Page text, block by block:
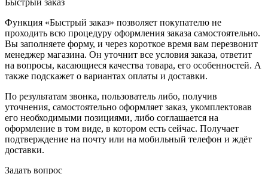
Быстрый заказ
Функция «Быстрый заказ» позволяет покупателю не
проходить всю процедуру оформления заказа самостоятельно.
Вы заполняете форму, и через короткое время вам перезвонит
менеджер магазина. Он уточнит все условия заказа, ответит
на вопросы, касающиеся качества товара, его особенностей. А
также подскажет о вариантах оплаты и доставки.
По результатам звонка, пользователь либо, получив
уточнения, самостоятельно оформляет заказ, укомплектовав
его необходимыми позициями, либо соглашается на
оформление в том виде, в котором есть сейчас. Получает
подтверждение на почту или на мобильный телефон и ждёт
доставки.
Задать вопрос